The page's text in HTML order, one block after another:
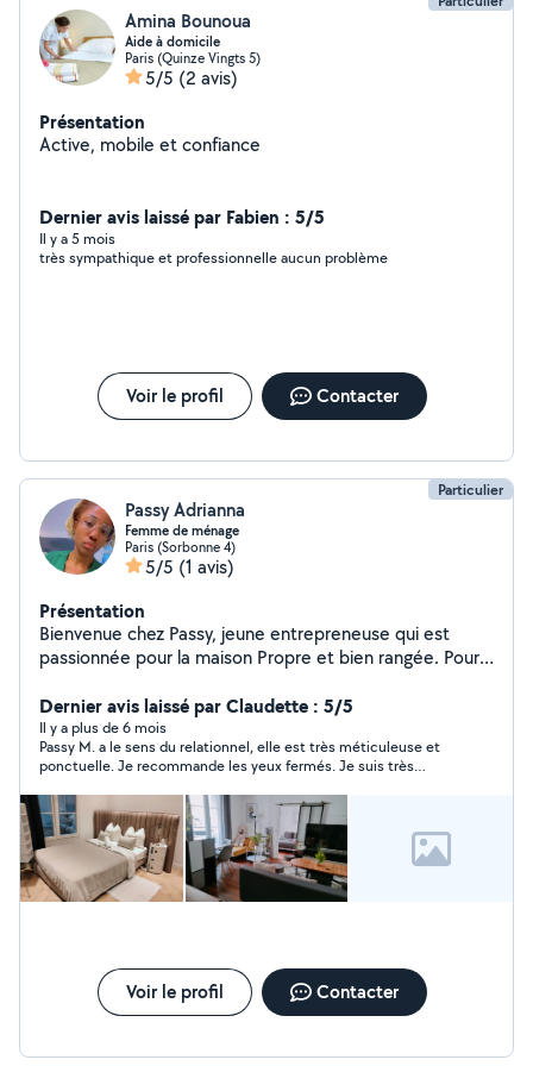
Amina Bounoua
Aide à domicile
Paris (Quinze Vingts 5)
5/5 (2 avis)
Présentation
Active, mobile et confiance
Dernier avis laissé par Fabien : 5/5
Il y a 5 mois
très sympathique et professionnelle aucun problème
Voir le profil Contacter
Particulier
Passy Adrianna
Femme de ménage
Paris (Sorbonne 4)
5/5 (1 avis)
Présentation
Bienvenue chez Passy, jeune entrepreneuse qui est
passionnée pour la maison Propre et bien rangée. Pour
état des lieux, Airbnb... Je suis disponible. Satisfaction
ou reprise de tâche. Merci de me contacter.
Dernier avis laissé par Claudette : 5/5
Il y a plus de 6 mois
Passy M. a le sens du relationnel, elle est très méticuleuse et
ponctuelle. Je recommande les yeux fermés. Je suis très
Voir le profil Contacter